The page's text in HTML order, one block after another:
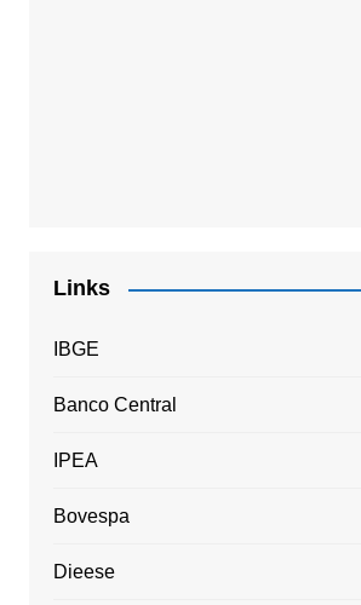
Links
IBGE
Banco Central
IPEA
Bovespa
Dieese